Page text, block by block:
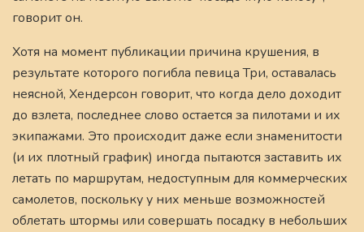
говорит он.
Хотя на момент публикации причина крушения, в
результате которого погибла певица Три, оставалась
неясной, Хендерсон говорит, что когда дело доходит
до взлета, последнее слово остается за пилотами и их
экипажами. Это происходит даже если знаменитости
(и их плотный график) иногда пытаются заставить их
летать по маршрутам, недоступным для коммерческих
самолетов, поскольку у них меньше возможностей
облетать штормы или совершать посадку в небольших